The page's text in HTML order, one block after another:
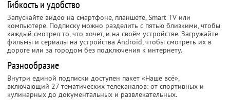
Гибкость и удобство
Запускайте видео на смартфоне, планшете, Smart TV или
компьютере. Подписку можно разделить с пятью близкими, чтобы
каждый смотрел то, что хочет, и на своём устройстве. Загружайте
фильмы и сериалы на устройства Android, чтобы смотреть их в
дороге или за городом без подключения к интернету.
Разнообразие
Внутри единой подписки доступен пакет «Наше всё»,
включающий 27 тематических телеканалов: от спортивных и
кулинарных до документальных и развлекательных.